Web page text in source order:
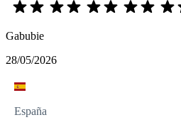
Gabubie
28/05/2026
España